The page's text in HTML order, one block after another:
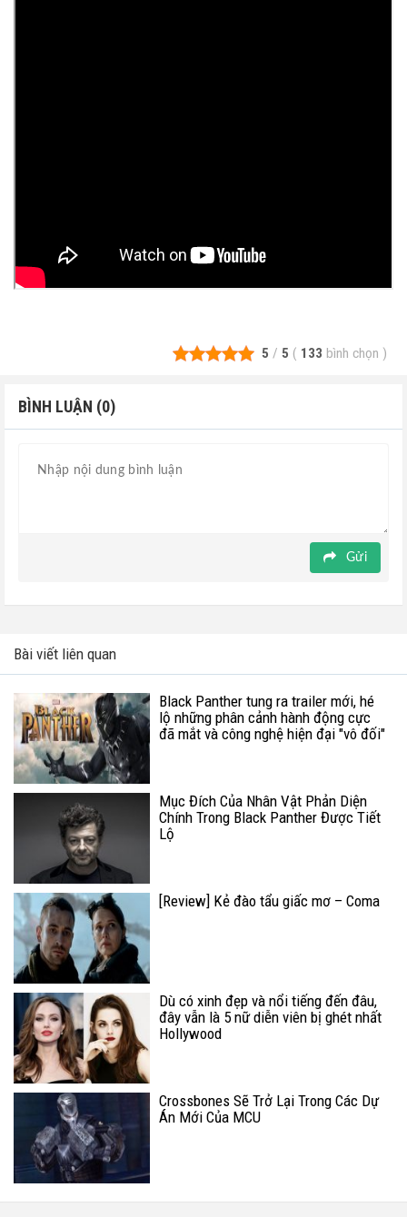
5 / 5 ( 133 bình chọn )
BÌNH LUẬN (0)
Gửi
Bài viết liên quan
Black Panther tung ra trailer mới, hé
lộ những phân cảnh hành động cực
đã mắt và công nghệ hiện đại "vô đối"
Mục Đích Của Nhân Vật Phản Diện
Chính Trong Black Panther Được Tiết
Lộ
[Review] Kẻ đào tẩu giấc mơ – Coma
Dù có xinh đẹp và nổi tiếng đến đâu,
đây vẫn là 5 nữ diễn viên bị ghét nhất
Hollywood
Crossbones Sẽ Trở Lại Trong Các Dự
Án Mới Của MCU